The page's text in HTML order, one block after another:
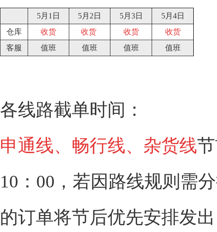
5月1日 5月2日 5月3日
5月4日
仓库
收货 收货 收货
收货
客服
值班 值班 值班 值班
各线路截单时间：
申通线、畅行线、杂货线
10：00，若因路线规则需
的订单将节后优先安排发